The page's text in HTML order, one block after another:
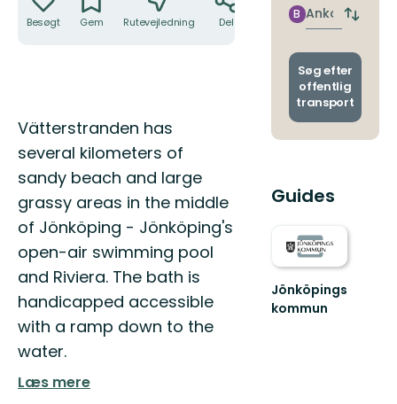
Besøgt Gem Rutevejledning Del
Beskrivelse
Vätterstranden has
several kilometers of
sandy beach and large
grassy areas in the middle
of Jönköping - Jönköping's
open-air swimming pool
and Riviera. The bath is
handicapped accessible
with a ramp down to the
water.
Læs mere
Ankomst
B
Skift
og
Søg efter
offentlig
transport
Guides
Jönköpings
kommun